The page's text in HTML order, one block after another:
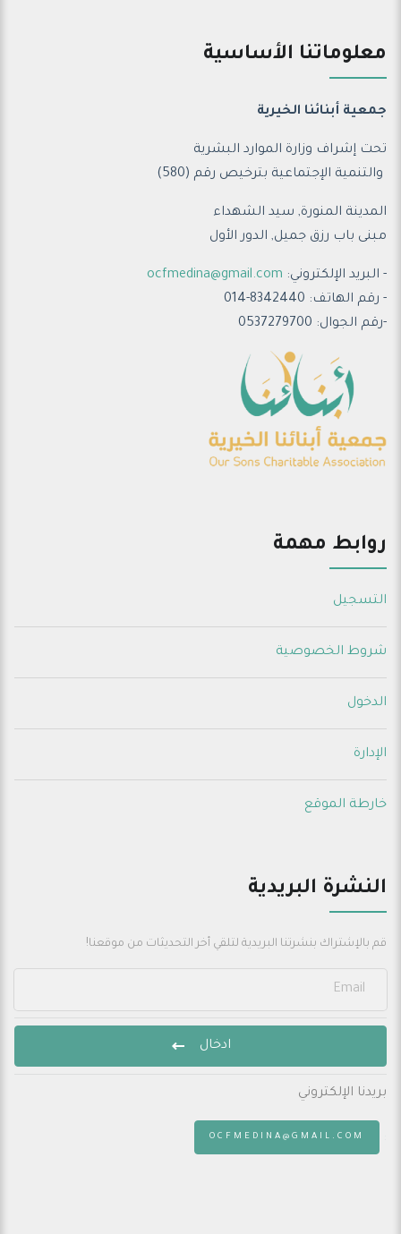
معلوماتنا الأساسية
جمعية أبنائنا الخيرية
تحت إشراف وزارة الموارد البشرية
والتنمية الإجتماعية بترخيص رقم (580)
المدينة المنورة, سيد الشهداء
مبنى باب رزق جميل, الدور الأول
- البريد الإلكتروني: ocfmedina@gmail.com
- رقم الهاتف: 8342440-014
-رقم الجوال: 0537279700
روابط مهمة
التسجيل
شروط الخصوصية
الدخول
الإدارة
خارطة الموقع
النشرة البريدية
قم بالإشتراك بنشرتنا البريدية لتلقي أخر التحديثات من موقعنا!
ادخال
بريدنا الإلكتروني
OCFMEDINA@GMAIL.COM